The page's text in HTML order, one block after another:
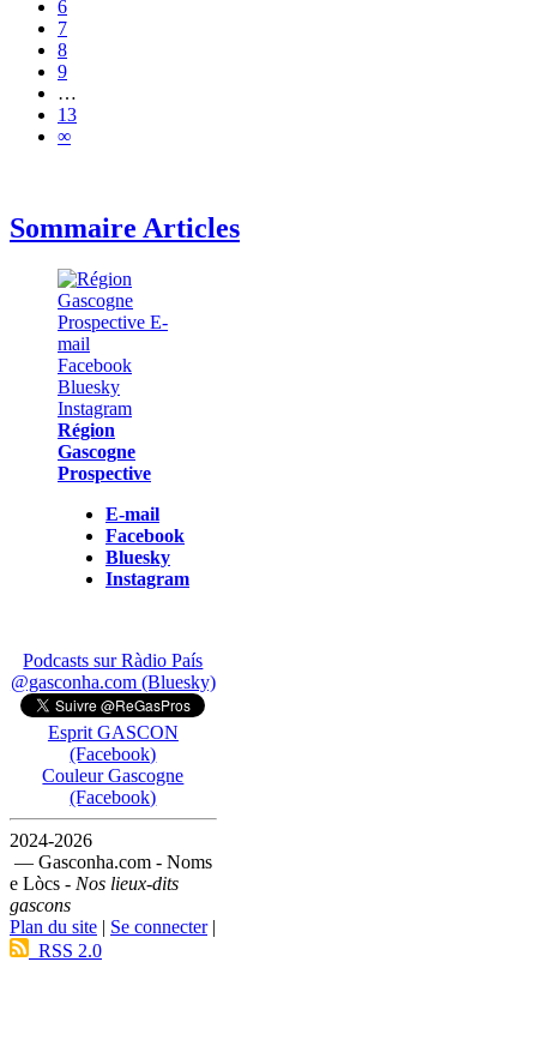
6
7
8
9
…
13
∞
Sommaire Articles
Région
Gascogne
Prospective
E-mail
Facebook
Bluesky
Instagram
Podcasts sur Ràdio País
@gasconha.com (Bluesky)
Esprit GASCON
(Facebook)
Couleur Gascogne
(Facebook)
2024-2026
— Gasconha.com - Noms
e Lòcs - Nos lieux-dits
gascons
Plan du site | Se connecter|
RSS 2.0